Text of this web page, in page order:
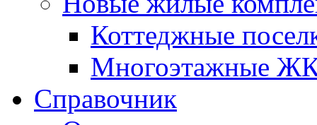
Коттеджные
Многоэтажные
Справочник